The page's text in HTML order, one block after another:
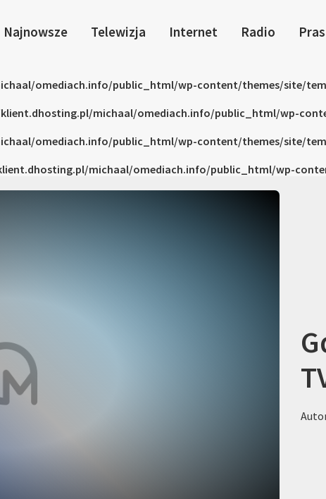
Najnowsze Telewizja Internet Radio
omediach.info/public_html/wp-content/themes/site/
michaal/omediach.info/public_html/wp-
omediach.info/public_html/wp-content/themes/site/
michaal/omediach.info/public_html/wp-